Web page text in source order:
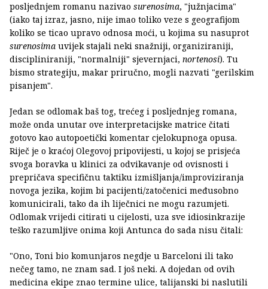
posljednjem romanu nazivao surenosima, "južnjacima"
(iako taj izraz, jasno, nije imao toliko veze s geografijom
koliko se ticao upravo odnosa moći, u kojima su nasuprot
surenosima uvijek stajali neki snažniji, organiziraniji,
discipliniraniji, "normalniji" sjevernjaci, nortenosi). Tu
bismo strategiju, makar priručno, mogli nazvati "gerilskim
pisanjem".
Jedan se odlomak baš tog, trećeg i posljednjeg romana,
može onda unutar ove interpretacijske matrice čitati
gotovo kao autopoetički komentar cjelokupnoga opusa.
Riječ je o kraćoj Olegovoj pripovijesti, u kojoj se prisjeća
svoga boravka u klinici za odvikavanje od ovisnosti i
prepričava specifičnu taktiku izmišljanja/improviziranja
novoga jezika, kojim bi pacijenti/zatočenici međusobno
komunicirali, tako da ih liječnici ne mogu razumjeti.
Odlomak vrijedi citirati u cijelosti, uza sve idiosinkrazije
teško razumljive onima koji Antunca do sada nisu čitali:
"Ono, Toni bio komunjaros negdje u Barceloni ili tako
nečeg tamo, ne znam sad. I još neki. A dojedan od ovih
medicina ekipe znao termine ulice, talijanski bi naslutili